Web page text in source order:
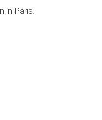
in Paris.